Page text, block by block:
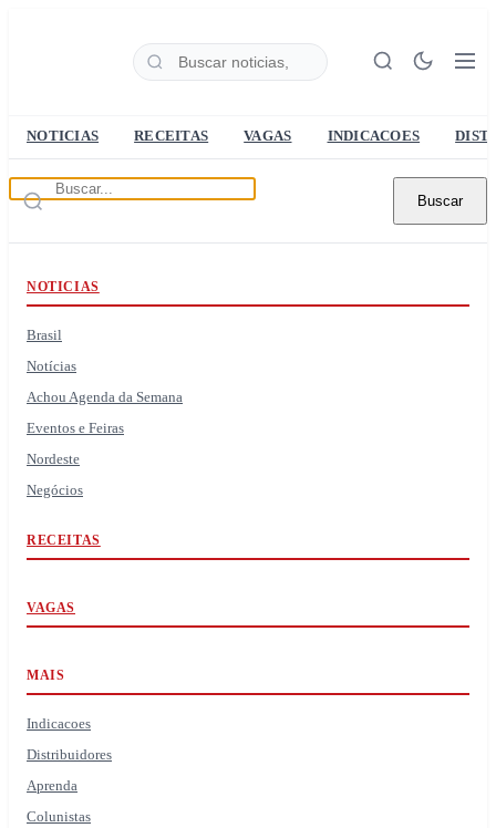
NOTICIAS RECEITAS VAGAS INDICACOES
Buscar
NOTICIAS
Brasil
Notícias
Achou Agenda da Semana
Eventos e Feiras
Nordeste
Negócios
RECEITAS
VAGAS
MAIS
Indicacoes
Distribuidores
Aprenda
Colunistas